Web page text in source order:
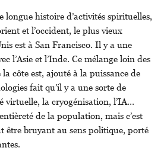
histoire d’activités spirituelles,
et l’occident, le plus vieux
est à San Francisco. Il y a une
l’Asie et l’Inde. Ce mélange loin des
côte est, ajouté à la puissance de
fait qu’il y a une sorte de
virtuelle, la cryogénisation, l’IA…
de la population, mais c’est
être bruyant au sens politique, porté